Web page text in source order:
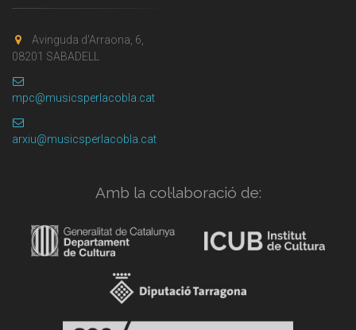
Avinguda d'Arraona, 6,
08201 SABADELL
mpc@musicsperlacobla.cat
arxiu@musicsperlacobla.cat
Amb la col·laboració de: